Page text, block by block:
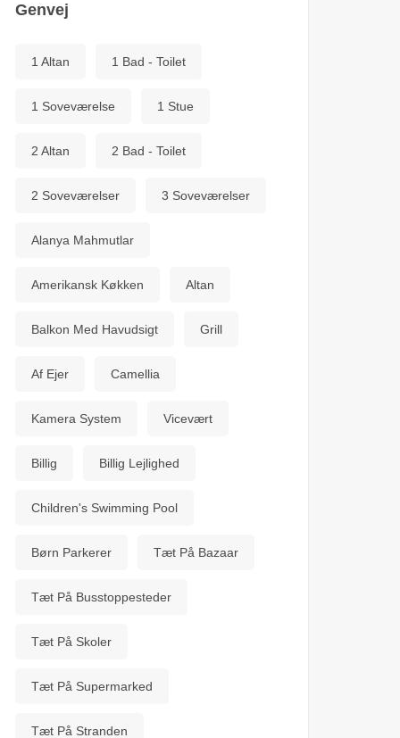
Genvej
1 Altan 1 Bad - Toilet
1 Soveværelse 1 Stue
2 Altan 2 Bad - Toilet
2 Soveværelser 3 Soveværelser
Alanya Mahmutlar
Amerikansk Køkken Altan
Balkon Med Havudsigt Grill
Af Ejer Camellia
Kamera System Vicevært
Billig Billig Lejlighed
Children's Swimming Pool
Børn Parkerer Tæt På Bazaar
Tæt På Busstoppesteder
Tæt På Skoler
Tæt På Supermarked
Tæt På Stranden